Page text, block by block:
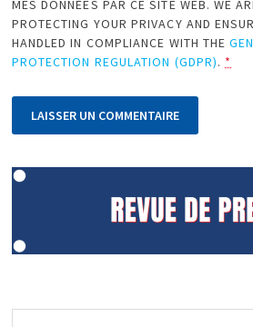
MES DONNÉES PAR CE SITE WEB. WE
PROTECTING YOUR PRIVACY AND
HANDLED IN COMPLIANCE WITH THE
PROTECTION REGULATION (GDPR). *